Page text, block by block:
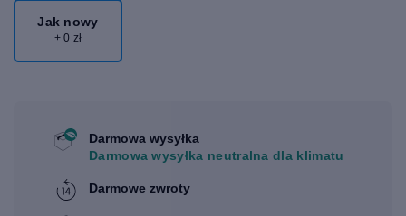
Jak nowy
+ 0 zł
Darmowa wysyłka
Darmowa wysyłka neutralna dla klimatu
Darmowe zwroty